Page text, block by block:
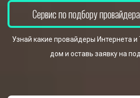
Сервис по подбору
Узнай какие провайдеры Интернета
дом и оставь заявку на